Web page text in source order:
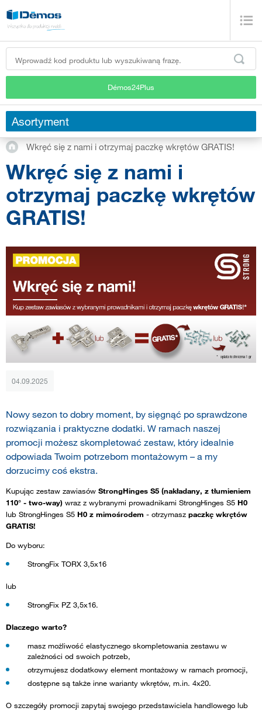
Démos24Plus
Asortyment
Wkręć się z nami i otrzymaj paczkę wkrętów GRATIS!
Wkręć się z nami i
otrzymaj paczkę wkrętów
GRATIS!
04.09.2025
Nowy sezon to dobry moment, by sięgnąć po sprawdzone
rozwiązania i praktyczne dodatki. W ramach naszej
promocji możesz skompletować zestaw, który idealnie
odpowiada Twoim potrzebom montażowym – a my
dorzucimy coś ekstra.
Kupując zestaw zawiasów StrongHinges S5 (nakładany, z tłumieniem
110° - two-way) wraz z wybranymi prowadnikami StrongHinges S5 H0
lub StrongHinges S5 H0 z mimośrodem - otrzymasz paczkę wkrętów
GRATIS!
Do wyboru:
StrongFix TORX 3,5x16
lub
StrongFix PZ 3,5x16.
Dlaczego warto?
masz możliwość elastycznego skompletowania zestawu w
zależności od swoich potrzeb,
otrzymujesz dodatkowy element montażowy w ramach promocji,
dostępne są także inne warianty wkrętów, m.in. 4x20.
O szczegóły promocji zapytaj swojego przedstawiciela handlowego lub